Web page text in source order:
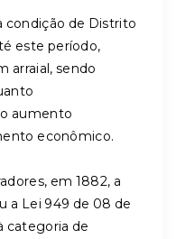
condição de Distrito
este período,
arraial, sendo
aumento
econômico.
em 1882, a
a Lei 949 de 08 de
categoria de